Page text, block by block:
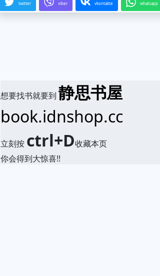
twitter viber vkontakte whatsapp
想要找书就要到静思书屋
book.idnshop.cc
立刻按 ctrl+D收藏本页
你会得到大惊喜!!